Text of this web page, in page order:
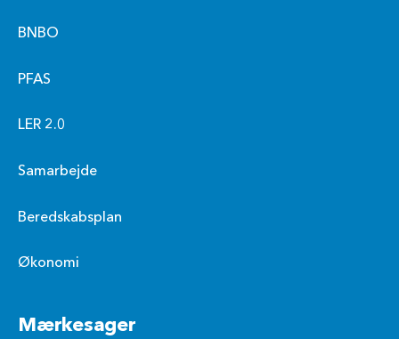
BNBO
PFAS
LER 2.0
Samarbejde
Beredskabsplan
Økonomi
Mærkesager